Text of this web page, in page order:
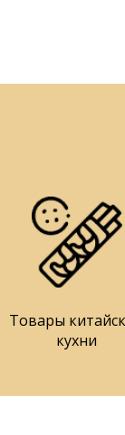
Товары
кухни